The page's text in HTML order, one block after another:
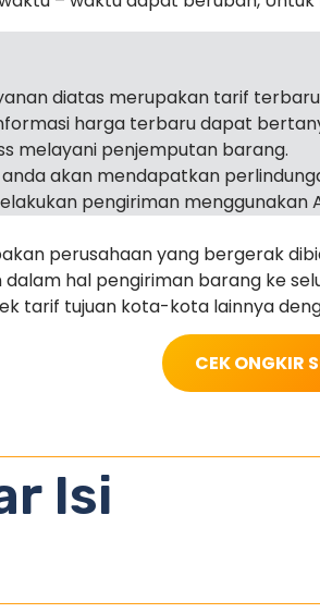
diatas merupakan tarif
harga terbaru dapat
melayani penjemputan barang.
akan mendapatkan
pengiriman menggunakan
perusahaan yang bergerak
hal pengiriman barang ke
tarif tujuan kota-kota lainnya
CEK ONGKIR
Isi